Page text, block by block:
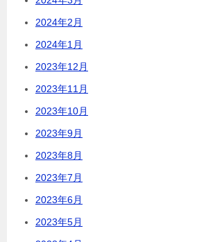
2024年2月
2024年1月
2023年12月
2023年11月
2023年10月
2023年9月
2023年8月
2023年7月
2023年6月
2023年5月